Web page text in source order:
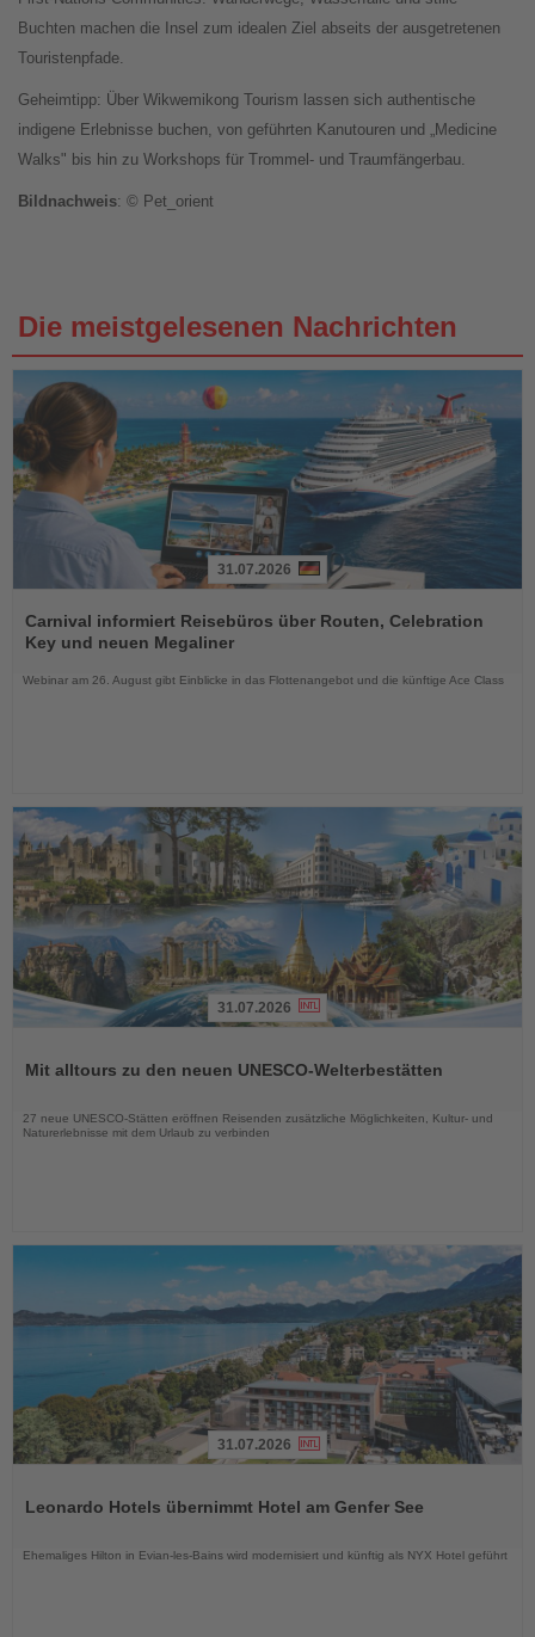
Buchten machen die Insel zum idealen Ziel abseits der ausgetretenen
Touristenpfade.
Geheimtipp: Über Wikwemikong Tourism lassen sich authentische
indigene Erlebnisse buchen, von geführten Kanutouren und „Medicine
Walks" bis hin zu Workshops für Trommel- und Traumfängerbau.
Bildnachweis: © Pet_orient
Die meistgelesenen Nachrichten
Sie
die
Nachrichten
31.07.2026
Carnival informiert Reisebüros über Routen, Celebration
Key und neuen Megaliner
Webinar am 26. August gibt Einblicke in das Flottenangebot und die künftige Ace Class
die
31.07.2026
Mit alltours zu den neuen UNESCO-Welterbestätten
27 neue UNESCO-Stätten eröffnen Reisenden zusätzliche Möglichkeiten, Kultur- und
Naturerlebnisse mit dem Urlaub zu verbinden
die
31.07.2026
Leonardo Hotels übernimmt Hotel am Genfer See
Ehemaliges Hilton in Evian-les-Bains wird modernisiert und künftig als NYX Hotel geführt